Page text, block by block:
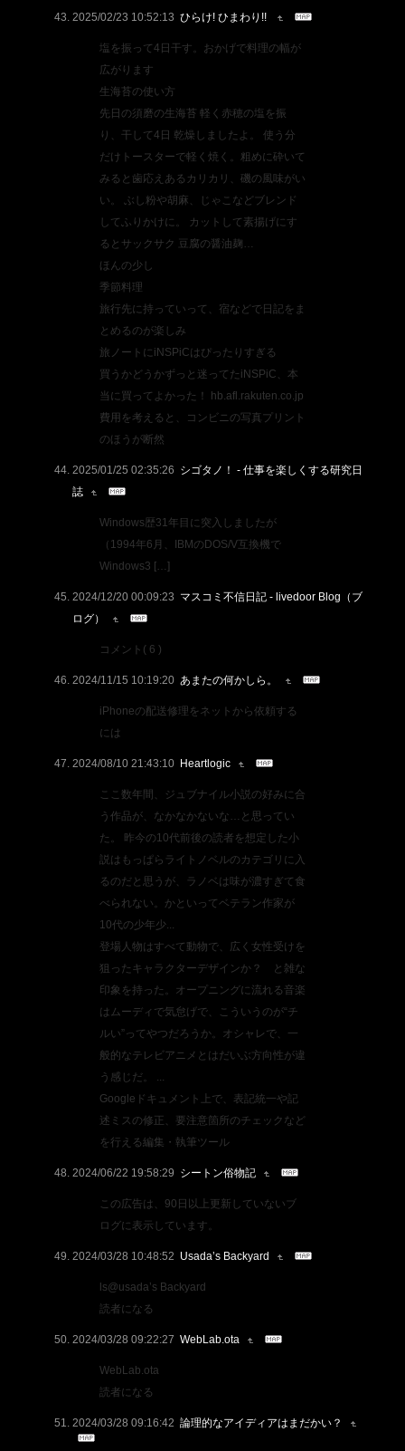
2025/02/23 10:52:13 ひらけ! ひまわり!!
塩を振って4日干す。おかげで料理の幅が
広がります
生海苔の使い方
先日の須磨の生海苔 軽く赤穂の塩を振
り、干して4日 乾燥しましたよ。 使う分
だけトースターで軽く焼く。粗めに砕いて
みると歯応えあるカリカリ、磯の風味がい
い。 ぶし粉や胡麻、じゃこなどブレンド
してふりかけに。 カットして素揚げにす
るとサックサク 豆腐の醤油麹…
ほんの少し
季節料理
旅行先に持っていって、宿などで日記をま
とめるのが楽しみ
旅ノートにiNSPiCはぴったりすぎる
買うかどうかずっと迷ってたiNSPiC、本
当に買ってよかった！ hb.afl.rakuten.co.jp
費用を考えると、コンビニの写真プリント
のほうが断然
2025/01/25 02:35:26 シゴタノ！ - 仕事を楽しくする研究日
誌
Windows歴31年目に突入しましたが
（1994年6月、IBMのDOS/V互換機で
Windows3 […]
2024/12/20 00:09:23 マスコミ不信日記 - livedoor Blog（ブ
ログ）
コメント( 6 )
2024/11/15 10:19:20 あまたの何かしら。
iPhoneの配送修理をネットから依頼する
には
2024/08/10 21:43:10 Heartlogic
ここ数年間、ジュブナイル小説の好みに合
う作品が、なかなかないな…と思ってい
た。 昨今の10代前後の読者を想定した小
説はもっぱらライトノベルのカテゴリに入
るのだと思うが、ラノベは味が濃すぎて食
べられない。かといってベテラン作家が
10代の少年少...
登場人物はすべて動物で、広く女性受けを
狙ったキャラクターデザインか？ と雑な
印象を持った。オープニングに流れる音楽
はムーディで気怠げで、こういうのが“チ
ルい”ってやつだろうか。オシャレで、一
般的なテレビアニメとはだいぶ方向性が違
う感じだ。 ...
Googleドキュメント上で、表記統一や記
述ミスの修正、要注意箇所のチェックなど
を行える編集・執筆ツール
2024/06/22 19:58:29 シートン俗物記
この広告は、90日以上更新していないブ
ログに表示しています。
2024/03/28 10:48:52 Usada’s Backyard
ls@usada’s Backyard
読者になる
2024/03/28 09:22:27 WebLab.ota
WebLab.ota
読者になる
2024/03/28 09:16:42 論理的なアイディアはまだかい？